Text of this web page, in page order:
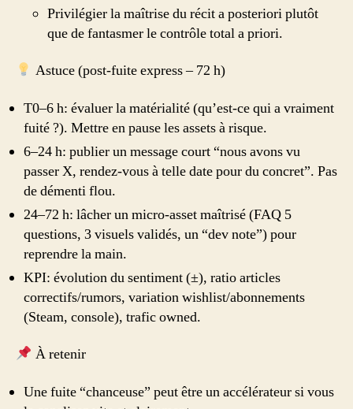
Privilégier la maîtrise du récit a posteriori plutôt
que de fantasmer le contrôle total a priori.
Astuce (post-fuite express – 72 h)
T0–6 h: évaluer la matérialité (qu’est-ce qui a vraiment
fuité ?). Mettre en pause les assets à risque.
6–24 h: publier un message court “nous avons vu
passer X, rendez-vous à telle date pour du concret”. Pas
de démenti flou.
24–72 h: lâcher un micro-asset maîtrisé (FAQ 5
questions, 3 visuels validés, un “dev note”) pour
reprendre la main.
KPI: évolution du sentiment (±), ratio articles
correctifs/rumors, variation wishlist/abonnements
(Steam, console), trafic owned.
À retenir
Une fuite “chanceuse” peut être un accélérateur si vous